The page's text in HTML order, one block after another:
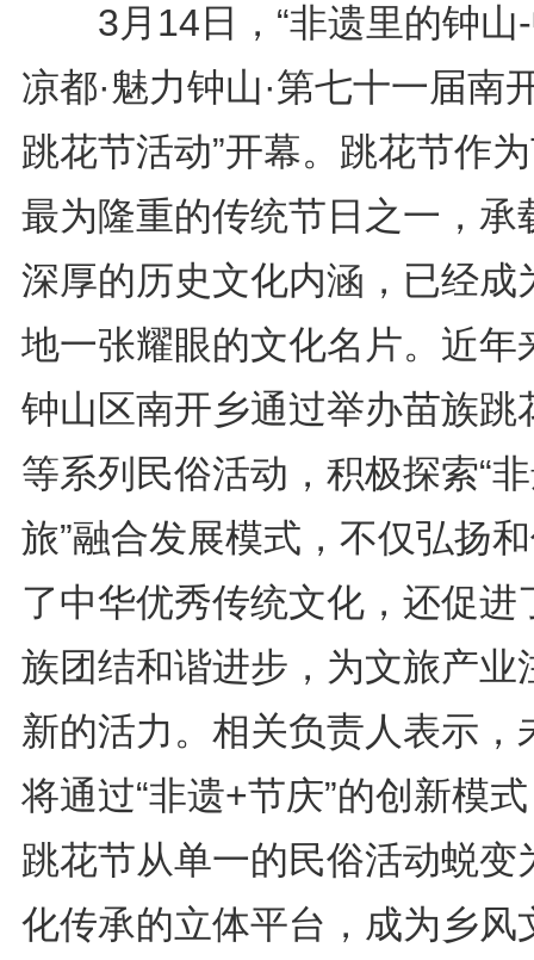
3月14日，“非遗里的钟山
凉都·魅力钟山·第七十一届南
跳花节活动”开幕。跳花节作
最为隆重的传统节日之一，承
深厚的历史文化内涵，已经成
地一张耀眼的文化名片。近年
钟山区南开乡通过举办苗族跳
等系列民俗活动，积极探索“
旅”融合发展模式，不仅弘扬
了中华优秀传统文化，还促进
族团结和谐进步，为文旅产业
新的活力。相关负责人表示，
将通过“非遗+节庆”的创新模
跳花节从单一的民俗活动蜕变
化传承的立体平台，成为乡风